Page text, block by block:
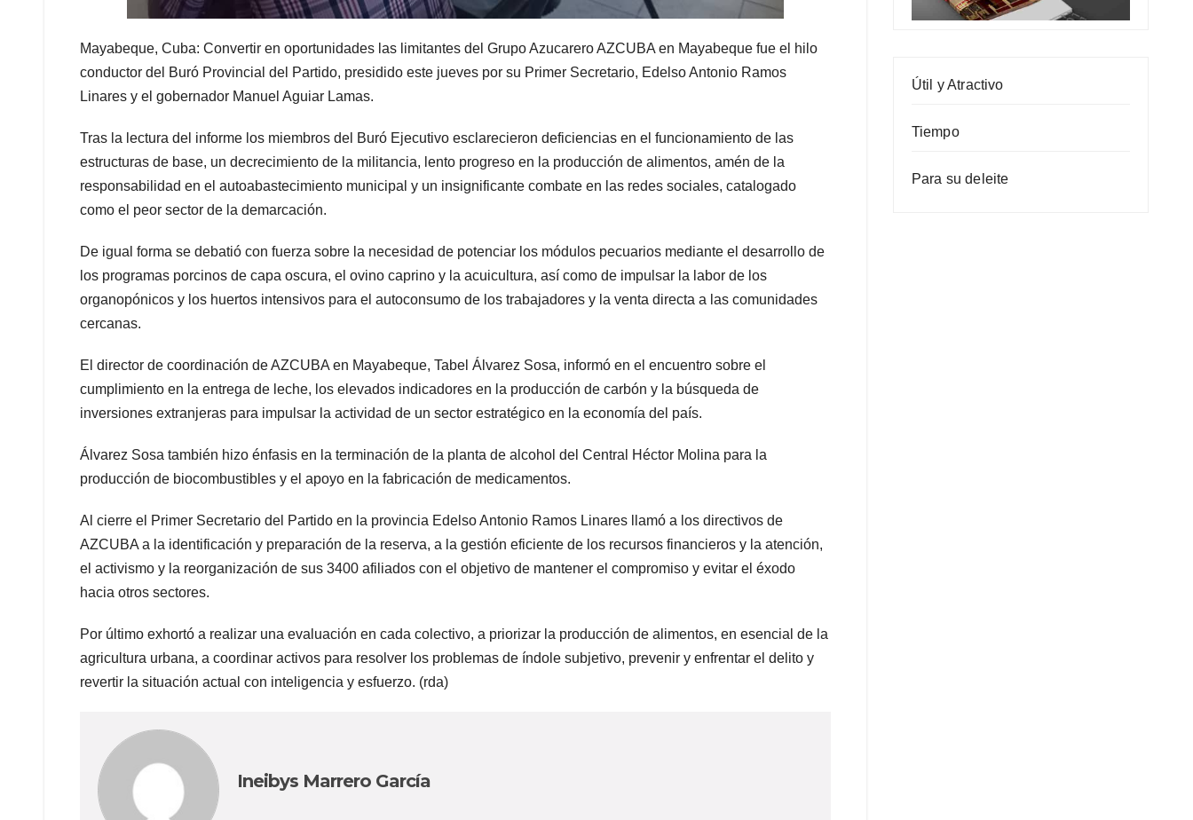
Mayabeque, Cuba: Convertir en oportunidades las limitantes del Grupo Azucarero AZCUBA en Mayabeque fue el hilo
conductor del Buró Provincial del Partido, presidido este jueves por su Primer Secretario, Edelso Antonio Ramos
Linares y el gobernador Manuel Aguiar Lamas.
Tras la lectura del informe los miembros del Buró Ejecutivo esclarecieron deficiencias en el funcionamiento de las
estructuras de base, un decrecimiento de la militancia, lento progreso en la producción de alimentos, amén de la
responsabilidad en el autoabastecimiento municipal y un insignificante combate en las redes sociales, catalogado
como el peor sector de la demarcación.
De igual forma se debatió con fuerza sobre la necesidad de potenciar los módulos pecuarios mediante el desarrollo de
los programas porcinos de capa oscura, el ovino caprino y la acuicultura, así como de impulsar la labor de los
organopónicos y los huertos intensivos para el autoconsumo de los trabajadores y la venta directa a las comunidades
cercanas.
El director de coordinación de AZCUBA en Mayabeque, Tabel Álvarez Sosa, informó en el encuentro sobre el
cumplimiento en la entrega de leche, los elevados indicadores en la producción de carbón y la búsqueda de
inversiones extranjeras para impulsar la actividad de un sector estratégico en la economía del país.
Álvarez Sosa también hizo énfasis en la terminación de la planta de alcohol del Central Héctor Molina para la
producción de biocombustibles y el apoyo en la fabricación de medicamentos.
Al cierre el Primer Secretario del Partido en la provincia Edelso Antonio Ramos Linares llamó a los directivos de
AZCUBA a la identificación y preparación de la reserva, a la gestión eficiente de los recursos financieros y la atención,
el activismo y la reorganización de sus 3400 afiliados con el objetivo de mantener el compromiso y evitar el éxodo
hacia otros sectores.
Por último exhortó a realizar una evaluación en cada colectivo, a priorizar la producción de alimentos, en esencial de la
agricultura urbana, a coordinar activos para resolver los problemas de índole subjetivo, prevenir y enfrentar el delito y
revertir la situación actual con inteligencia y esfuerzo. (rda)
Ineibys Marrero García
Útil y Atractivo
Tiempo
Para su deleite